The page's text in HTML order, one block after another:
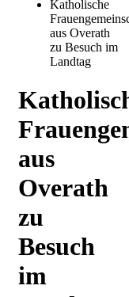
Katholische
aus Overath
zu Besuch im
Landtag
aus
Overath
zu
Besuch
im